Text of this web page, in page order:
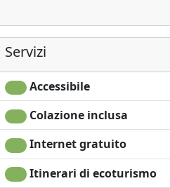
Servizi
Accessibile
Colazione inclusa
Internet gratuito
Itinerari di ecoturismo